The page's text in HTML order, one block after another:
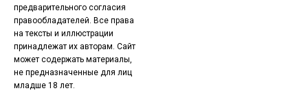
предварительного согласия
правообладателей. Все права
на тексты и иллюстрации
принадлежат их авторам. Сайт
может содержать материалы,
не предназначенные для лиц
младше 18 лет.